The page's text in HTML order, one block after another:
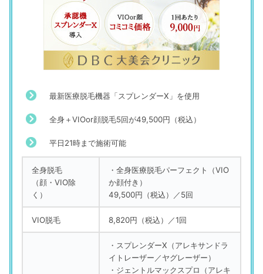
最新医療脱毛機器「スプレンダーX」を使用
全身＋VIOor顔脱毛5回が49,500円（税込）
平日21時まで施術可能
全身脱毛
（顔・VIO除
く）
・全身医療脱毛パーフェクト（VIO
か顔付き）
49,500円（税込）／5回
VIO脱毛 8,820円（税込）／1回
・スプレンダーX（アレキサンドラ
イトレーザー／ヤグレーザー）
・ジェントルマックスプロ（アレキ